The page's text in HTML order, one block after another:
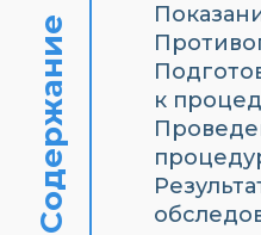
Содержание
к